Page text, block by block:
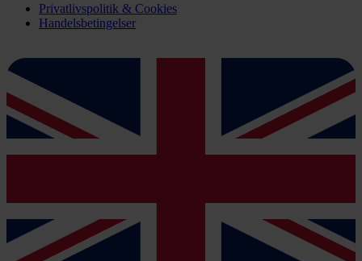
Privatlivspolitik & Cookies
Handelsbetingelser